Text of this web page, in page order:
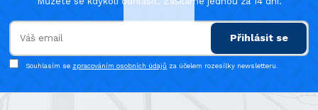
Přihlásit se
Souhlasím se zpracováním osobních údajů za účelem rozesílky newsletteru.